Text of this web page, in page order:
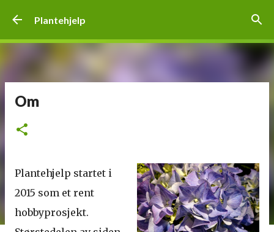
Plantehjelp
Om
Plantehjelp startet i
2015 som et rent
hobbyprosjekt.